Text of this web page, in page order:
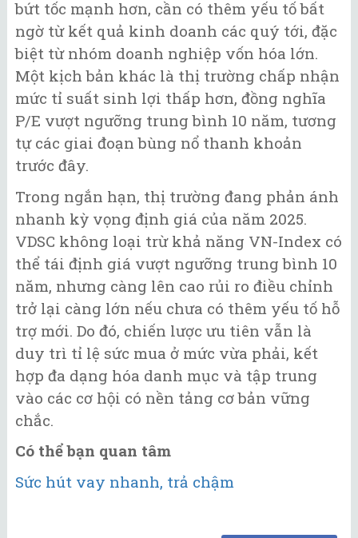
bứt tốc mạnh hơn, cần có thêm yếu tố bất
ngờ từ kết quả kinh doanh các quý tới, đặc
biệt từ nhóm doanh nghiệp vốn hóa lớn.
Một kịch bản khác là thị trường chấp nhận
mức tỉ suất sinh lợi thấp hơn, đồng nghĩa
P/E vượt ngưỡng trung bình 10 năm, tương
tự các giai đoạn bùng nổ thanh khoản
trước đây.
Trong ngắn hạn, thị trường đang phản ánh
nhanh kỳ vọng định giá của năm 2025.
VDSC không loại trừ khả năng VN-Index có
thể tái định giá vượt ngưỡng trung bình 10
năm, nhưng càng lên cao rủi ro điều chỉnh
trở lại càng lớn nếu chưa có thêm yếu tố hỗ
trợ mới. Do đó, chiến lược ưu tiên vẫn là
duy trì tỉ lệ sức mua ở mức vừa phải, kết
hợp đa dạng hóa danh mục và tập trung
vào các cơ hội có nền tảng cơ bản vững
chắc.
Có thể bạn quan tâm
Sức hút vay nhanh, trả chậm